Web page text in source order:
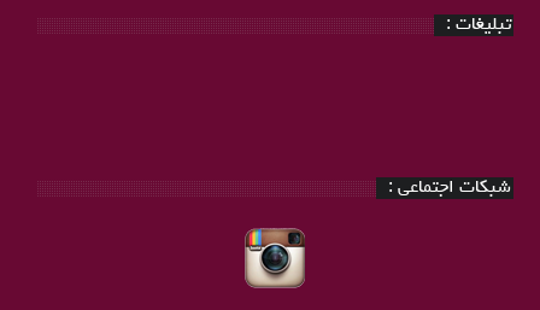
تبلیغات :
شبکات اجتماعی :